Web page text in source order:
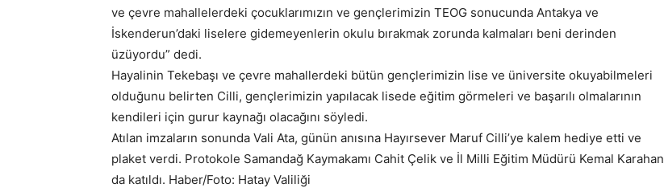
ve çevre mahallelerdeki çocuklarımızın ve gençlerimizin TEOG sonucunda Antakya ve
İskenderun’daki liselere gidemeyenlerin okulu bırakmak zorunda kalmaları beni derinden
üzüyordu” dedi.
Hayalinin Tekebaşı ve çevre mahallerdeki bütün gençlerimizin lise ve üniversite okuyabilmeleri
olduğunu belirten Cilli, gençlerimizin yapılacak lisede eğitim görmeleri ve başarılı olmalarının
kendileri için gurur kaynağı olacağını söyledi.
Atılan imzaların sonunda Vali Ata, günün anısına Hayırsever Maruf Cilli’ye kalem hediye etti ve
plaket verdi. Protokole Samandağ Kaymakamı Cahit Çelik ve İl Milli Eğitim Müdürü Kemal Karahan
da katıldı. Haber/Foto: Hatay Valiliği